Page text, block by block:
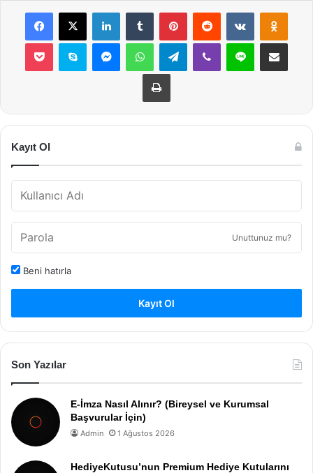
Facebook
X LinkedInTumblr PinterestReddit VKontakte
Pocket Skype MessengerWhatsAppTelegramViber Line E-Posta ile
Yazdır
Kayıt Ol
Unuttunuz mu?
Beni hatırla
Kayıt Ol
Son Yazılar
E-İmza Nasıl Alınır? (Bireysel ve Kurumsal
Başvurular İçin)
Admin 1 Ağustos 2026
HediyeKutusu’nun Premium Hediye Kutularını